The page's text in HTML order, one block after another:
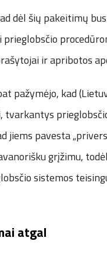
dėl šių pakeitimų
prieglobsčio
ir apribotos
pažymėjo, kad
tvarkantys
jiems pavesta
grįžimu,
sistemos
atgal